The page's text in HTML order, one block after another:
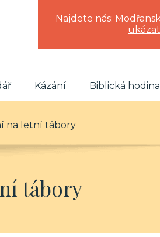
Najdete nás:
Kázání Biblická hodina
na letní tábory
tábory